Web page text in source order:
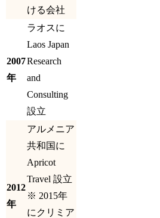
ける会社
2007
年
ラオスに
Laos Japan
Research
and
Consulting
設立
2012
年
アルメニア
共和国に
Apricot
Travel 設立
※ 2015年
にクリミア